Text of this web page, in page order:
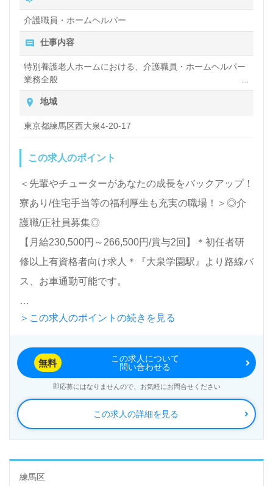
る、介護知識や技術力を向上させたい』『働きがいを
感じながら仕事をしたい』『転職で施設形態や環境を
変えて働きたい』等の方も大歓迎です。募集詳細等、
担当コンサルタントよりご案内します。お問い合わせ
も遠慮なくお願いします。
医療/福祉業界の正社員/パート求人探しは【ウィルオ
く＊
LINE、メール、お電話などご希望に応じてお問い合
わせ/ご相談可能です。転職相談、求人紹介、年収交
渉など完全無料サービスをご利用いただけます。＜非
公開求人も取扱いあり！＞"転職支援"のプロと一緒に
転職活動！お問い合わせお待ちしております。
介護職員・ホームヘルパー
仕事内容
特別養護老人ホームにおける、介護職員・ホームヘルパー
業務全般
入浴や排せつ、食事などの身体的サポートや、買い物や掃
除、洗濯など日常生活のサポートなど
地域
東京都練馬区西大泉4-20-17
この求人のポイント
＜先輩やチューターがあなたの成長をバックアップ！
寮あり/住宅手当等の福利厚生も充実の職場！＞◎介
護職/正社員募集◎
【月給230,500円～266,500円/賞与2回】＊初任者研
修以上有資格者向け求人＊『大泉学園駅』より路線バ
ス、お車通勤可能です。
入居定員50名（ユニット型/全室個室）『特別養護老
（本部：東京都東京都西多摩郡）様の運営です。東京
都を中心に特別養護老人ホーム、デイサービス、ショ
ートステイ、小規模多機能型居宅介護、居宅介護支援
事業を展開されています。理念は『安心と充実の人生
をご一緒に。』を掲げる法人様です。
◎幅広い年代層の職員様が活躍中！『暮らす人も、は
＞この求人のポイントの続きを見る
この求人の詳細を見る
無料
この求人について
問い合わせる
即応募にはなりませんので、お気軽にお問合せください
練馬区